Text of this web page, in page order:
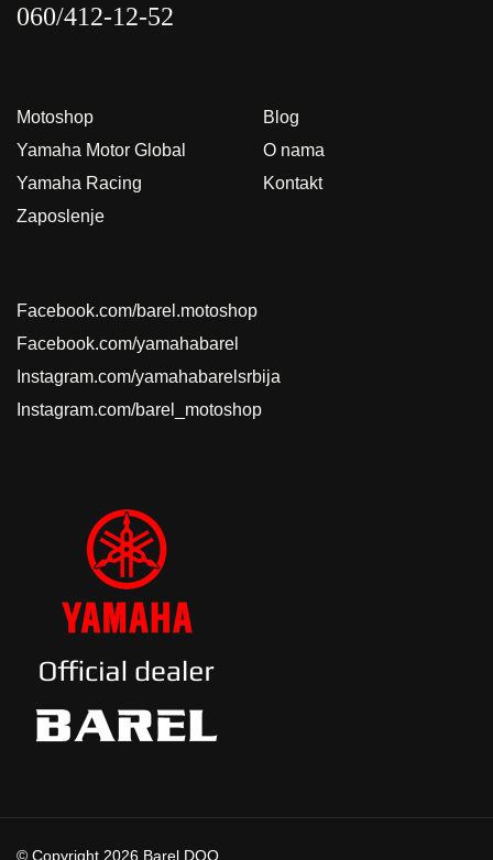
060/412-12-52
Motoshop
Yamaha Motor Global
Yamaha Racing
Zaposlenje
Blog
O nama
Kontakt
Facebook.com/barel.motoshop
Facebook.com/yamahabarel
Instagram.com/yamahabarelsrbija
Instagram.com/barel_motoshop
© Copyright 2026 Barel DOO